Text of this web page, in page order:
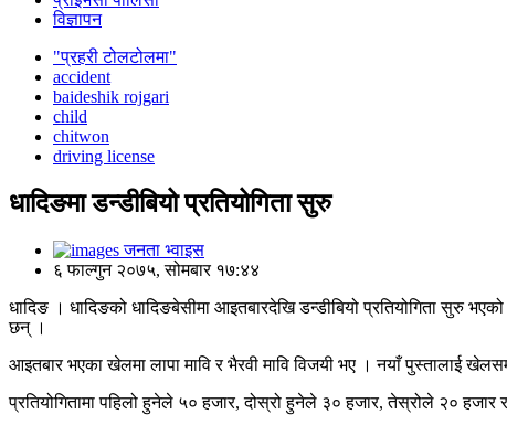
विज्ञापन
"प्रहरी टोलटोलमा"
accident
baideshik rojgari
child
chitwon
driving license
धादिङमा डन्डीबियो प्रतियोगिता सुरु
जनता भ्वाइस
६ फाल्गुन २०७५, सोमबार १७:४४
धादिङ । धादिङको धादिङबेसीमा आइतबारदेखि डन्डीबियो प्रतियोगिता सुरु
छन् ।
आइतबार भएका खेलमा लापा मावि र भैरवी मावि विजयी भए । नयाँ पुस्तालाई
प्रतियोगितामा पहिलो हुनेले ५० हजार, दोस्रो हुनेले ३० हजार, तेस्रोले २०